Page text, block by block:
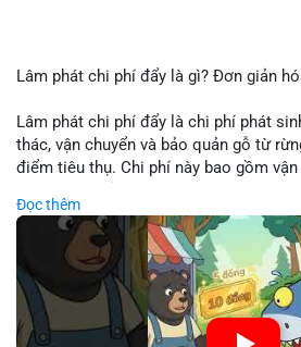
Lâm phát chi phí đẩy là gì? Đơn giản
Lâm phát chi phí đẩy là chi phí phát
thác, vận chuyển và bảo quản gỗ từ
điểm tiêu thụ. Chi phí này bao gồm
điều kiện địa hình. Việc hiểu rõ chi phí
lâm nghiệp tối ưu hoá chuỗi cung ứng
🎥 Xem video trực tiếp tại:
Nguồn: Cú Thông Thái
Đọc thêm